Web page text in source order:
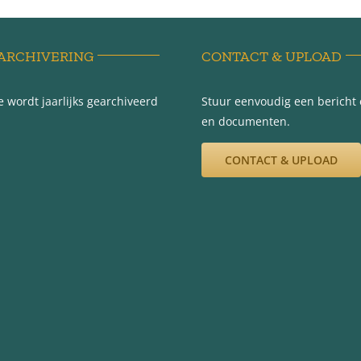
wordt jaarlijks gearchiveerd
CONTACT & UPLOAD
Stuur eenvoudig een bericht
en documenten.
CONTACT & UPLOAD